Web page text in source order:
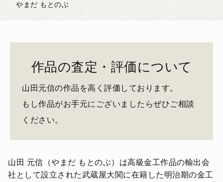
やまだ もとのぶ
作品の査定・評価について
山田元信の作品を高く評価しております。
もし作品がお手元にございましたらぜひご相談
ください。
山田 元信（やまだ もとのぶ）は高級金工作品の輸出会
社として設立された武蔵屋大関に在籍した明治期の金工